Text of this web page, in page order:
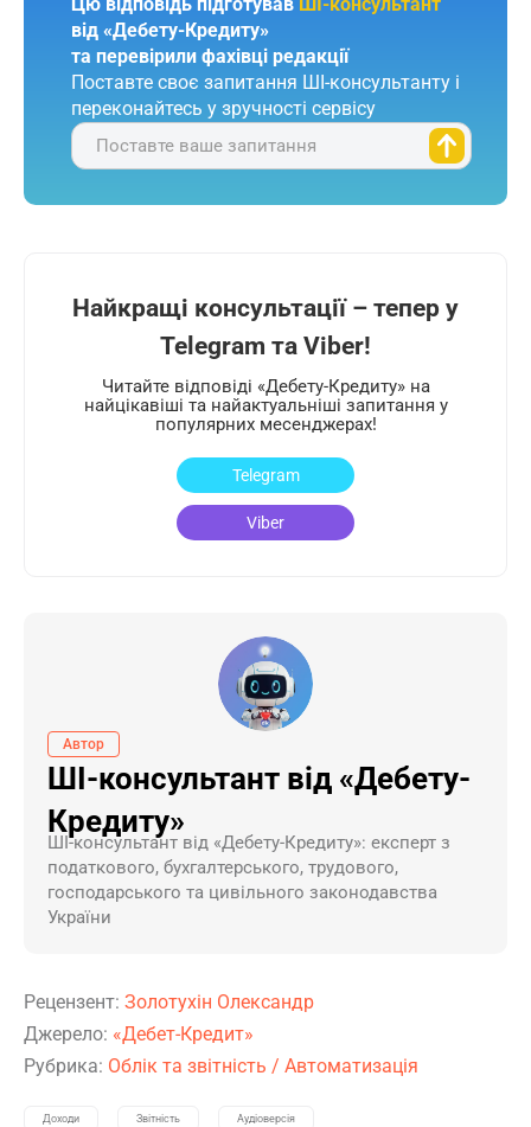
від «Дебету-Кредиту»
та перевірили фахівці редакції
Поставте своє запитання ШІ-консультанту і
переконайтесь у зручності сервісу
Поставте ваше запитання
Найкращі консультації – тепер у
Telegram та Viber!
Читайте відповіді «Дебету-Кредиту» на
найцікавіші та найактуальніші запитання у
популярних месенджерах!
Telegram
Viber
Автор
ШІ-консультант від «Дебету-
Кредиту»
ШI-консультант від «Дебету-Кредиту»: експерт з
податкового, бухгалтерського, трудового,
господарського та цивільного законодавства
України
Рецензент: Золотухін Олександр
Джерело: «Дебет-Кредит»
Рубрика: Облік та звітність / Автоматизація
Доходи Звітність Аудіоверсія